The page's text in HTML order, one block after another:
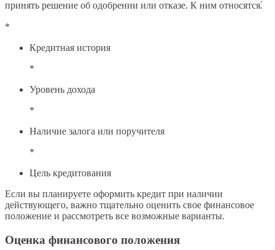
принять решение об одобрении или отказе. К ним относятся⁚
*
Кредитная история
*
Уровень дохода
*
Наличие залога или поручителя
*
Цель кредитования
Если вы планируете оформить кредит при наличии
действующего, важно тщательно оценить свое финансовое
положение и рассмотреть все возможные варианты.
Оценка финансового положения